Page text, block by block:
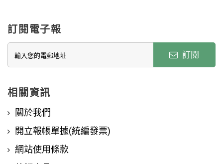
訂閱電子報
訂閱
相關資訊
關於我們
開立報帳單據(統編發票)
網站使用條款